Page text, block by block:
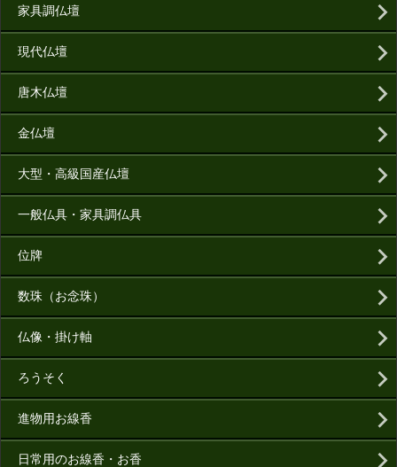
家具調仏壇
現代仏壇
唐木仏壇
金仏壇
大型・高級国産仏壇
一般仏具・家具調仏具
位牌
数珠（お念珠）
仏像・掛け軸
ろうそく
進物用お線香
日常用のお線香・お香